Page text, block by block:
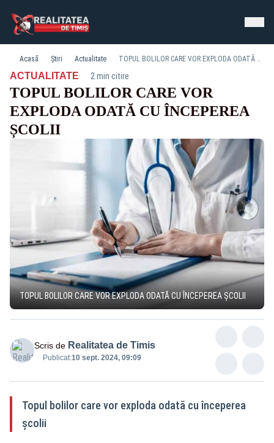
Acasă Știri Actualitate TOPUL BOLILOR CARE VOR EXPLODA ODATĂ CU ÎNCEPEREA ȘCOLII
ACTUALITATE· 2 min citire
TOPUL BOLILOR CARE VOR
EXPLODA ODATĂ CU ÎNCEPEREA
ȘCOLII
TOPUL BOLILOR CARE VOR EXPLODA ODATĂ CU ÎNCEPEREA ȘCOLII
Scris de Realitatea de Timis
Publicat:10 sept. 2024, 09:09
Topul bolilor care vor exploda odată cu începerea
școlii